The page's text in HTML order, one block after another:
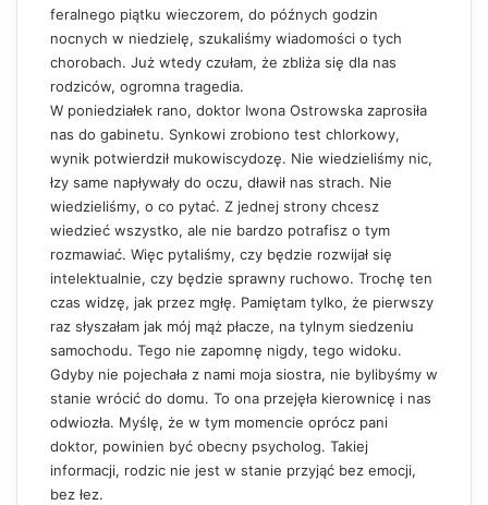
feralnego piątku wieczorem, do późnych godzin
nocnych w niedzielę, szukaliśmy wiadomości o tych
chorobach. Już wtedy czułam, że zbliża się dla nas
rodziców, ogromna tragedia.
W poniedziałek rano, doktor Iwona Ostrowska zaprosiła
nas do gabinetu. Synkowi zrobiono test chlorkowy,
wynik potwierdził mukowiscydozę. Nie wiedzieliśmy nic,
łzy same napływały do oczu, dławił nas strach. Nie
wiedzieliśmy, o co pytać. Z jednej strony chcesz
wiedzieć wszystko, ale nie bardzo potrafisz o tym
rozmawiać. Więc pytaliśmy, czy będzie rozwijał się
intelektualnie, czy będzie sprawny ruchowo. Trochę ten
czas widzę, jak przez mgłę. Pamiętam tylko, że pierwszy
raz słyszałam jak mój mąż płacze, na tylnym siedzeniu
samochodu. Tego nie zapomnę nigdy, tego widoku.
Gdyby nie pojechała z nami moja siostra, nie bylibyśmy w
stanie wrócić do domu. To ona przejęła kierownicę i nas
odwiozła. Myślę, że w tym momencie oprócz pani
doktor, powinien być obecny psycholog. Takiej
informacji, rodzic nie jest w stanie przyjąć bez emocji,
bez łez.